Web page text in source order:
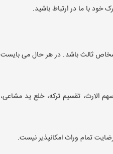
خود با ما در ارتباط باشید.‌
ثالث باشد. در هر حال می بایست
الارث، تقسیم ترکه، خلع ید مشاعی،
تمام وراث امکانپذیر نیست.